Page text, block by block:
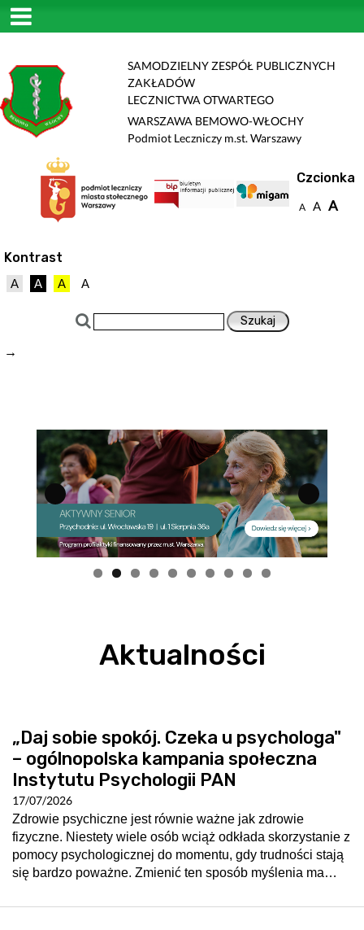
SAMODZIELNY ZESPÓŁ PUBLICZNYCH
ZAKŁADÓW
LECZNICTWA OTWARTEGO
WARSZAWA BEMOWO-WŁOCHY
Podmiot Leczniczy m.st. Warszawy
Czcionka
A A A
Kontrast
A A A A
→
Aktualności
„Daj sobie spokój. Czeka u psychologa"
– ogólnopolska kampania społeczna
Instytutu Psychologii PAN
17/07/2026
Zdrowie psychiczne jest równie ważne jak zdrowie
fizyczne. Niestety wiele osób wciąż odkłada skorzystanie z
pomocy psychologicznej do momentu, gdy trudności stają
się bardzo poważne. Zmienić ten sposób myślenia ma…